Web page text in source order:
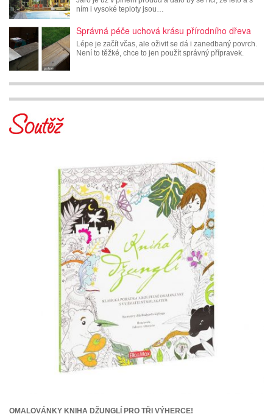
ním i vysoké teploty jsou…
Správná péče uchová krásu přírodního dřeva
Lépe je začít včas, ale oživit se dá i zanedbaný povrch.
Není to těžké, chce to jen použít správný přípravek.
OMALOVÁNKY KNIHA DŽUNGLÍ PRO TŘI VÝHERCE!